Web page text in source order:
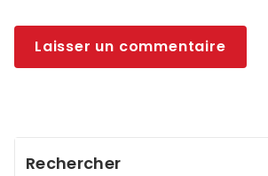
Rechercher